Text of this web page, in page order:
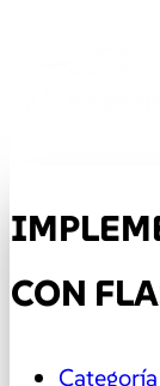
CON
Categoría